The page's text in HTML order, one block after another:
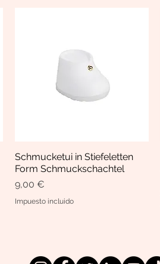
Vista rápida
Schmucketui in Stiefeletten
Form Schmuckschachtel
Precio
9,00 €
Impuesto incluido